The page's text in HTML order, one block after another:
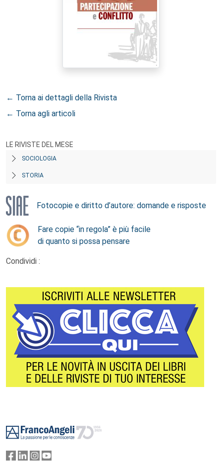
← Torna ai dettagli della Rivista
← Torna agli articoli
LE RIVISTE DEL MESE
SOCIOLOGIA
STORIA
Fotocopie e diritto d’autore: domande e risposte
Fare copie “in regola” è più facile
di quanto si possa pensare
Condividi :